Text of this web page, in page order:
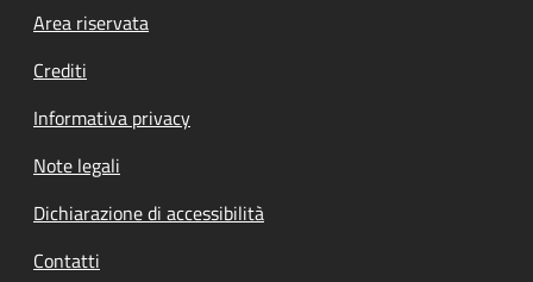
Footer menu
Area riservata
Crediti
Informativa privacy
Note legali
Dichiarazione di accessibilità
Contatti